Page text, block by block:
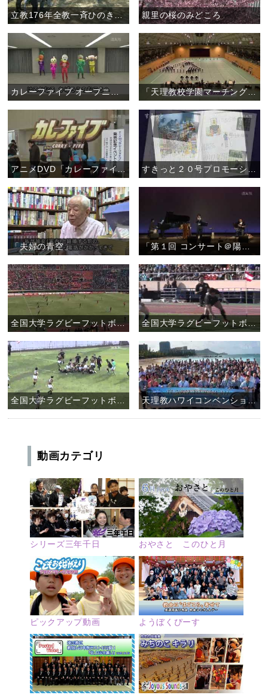
立教176年全教一斉ひのきしんデー・福島教区いわき支部（4月29日） 親里の桜のみどころ
カレーファイブ オープニング曲 ダンス 「天理教校学園マーチングバンド Violet Impulse2013」
すきっと２０号プロモーションムービー
「夫婦の青空」
全国大学ラグビーフットボール選手権大会 天理大学ラグビー部 決勝戦 全国大学ラグビーフットボール選手権大会 天理大学ラグビー部 準決勝戦
天理教ハワイコンベンション2011
動画カテゴリ
シリーズ三年千日 おやさと このひと月
ピックアップ動画 ようぼくぴーす